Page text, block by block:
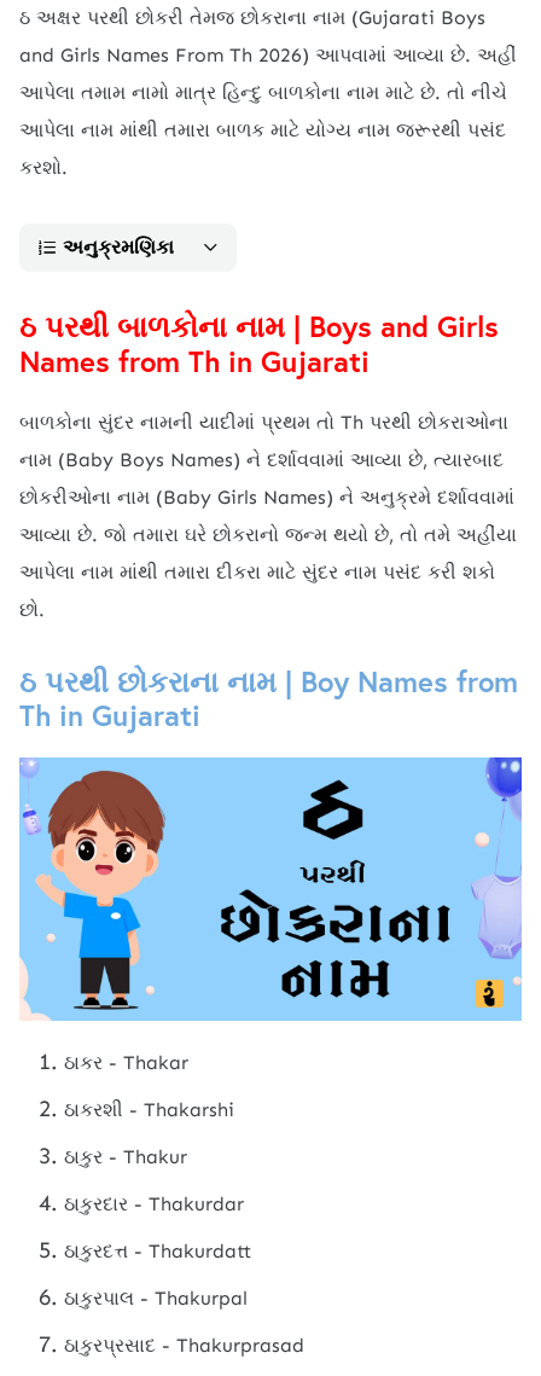
ઠ અક્ષર પરથી છોકરી તેમજ છોકરાના નામ (Gujarati Boys
and Girls Names From Th 2026) આપવામાં આવ્યા છે. અહીં
આપેલા તમામ નામો માત્ર હિન્દુ બાળકોના નામ માટે છે. તો નીચે
આપેલા નામ માંથી તમારા બાળક માટે યોગ્ય નામ જરૂરથી પસંદ
કરશો.
અનુક્રમણિકા
ઠ પરથી બાળકોના નામ | Boys and Girls
Names from Th in Gujarati
બાળકોના સુંદર નામની યાદીમાં પ્રથમ તો Th પરથી છોકરાઓના
નામ (Baby Boys Names) ને દર્શાવવામાં આવ્યા છે, ત્યારબાદ
છોકરીઓના નામ (Baby Girls Names) ને અનુક્રમે દર્શાવવામાં
આવ્યા છે. જો તમારા ઘરે છોકરાનો જન્મ થયો છે, તો તમે અહીંયા
આપેલા નામ માંથી તમારા દીકરા માટે સુંદર નામ પસંદ કરી શકો
છો.
ઠ પરથી છોકરાના નામ | Boy Names from
Th in Gujarati
ઠાકર - Thakar
ઠાકરશી - Thakarshi
ઠાકુર - Thakur
ઠાકુરદાર - Thakurdar
ઠાકુરદત્ત - Thakurdatt
ઠાકુરપાલ - Thakurpal
ઠાકુરપ્રસાદ - Thakurprasad